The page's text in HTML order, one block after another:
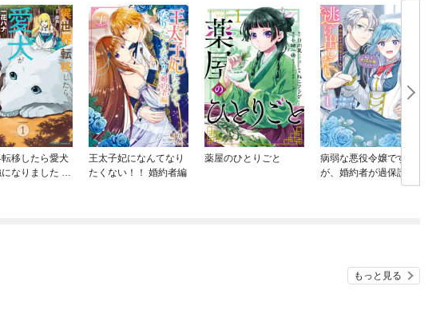
移したら愛犬
なりました ～
王太子妃になんてなり
たくない！！ 婚約者編
薬屋のひとりごと
病弱な悪役令嬢です
が、婚約者が過保護す
ぎて逃げ出したい(私た
もっと見る